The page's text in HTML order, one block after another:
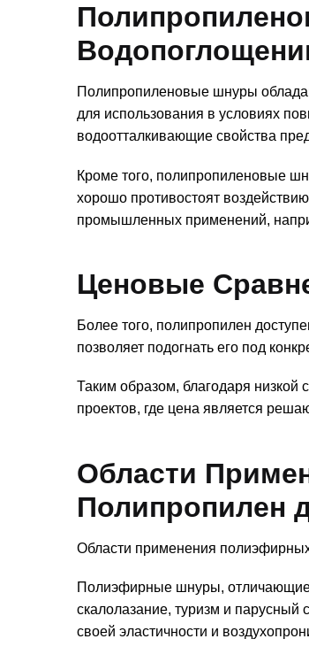
Полипропиленовые шнуры
для использования в условиях
водоотталкивающие свойства
Кроме того, полипропиленовые
хорошо противостоят
промышленных применений,
Ценовые
Более того, полипропилен
позволяет подогнать его под
Таким образом, благодаря
проектов, где цена является
Области
Полипропилен
Области применения
Полиэфирные шнуры,
скалолазание, туризм и парусный
своей эластичности и